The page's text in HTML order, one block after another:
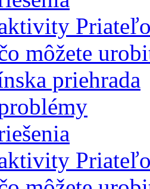
môžete
priehrada